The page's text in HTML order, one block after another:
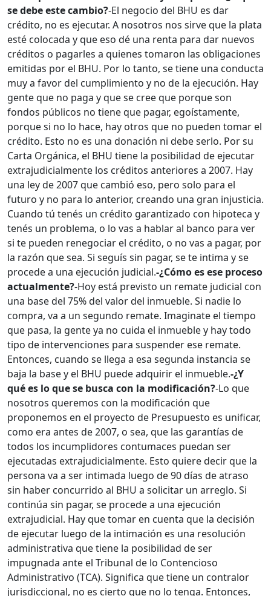
se debe este cambio?-El negocio del BHU es dar
crédito, no es ejecutar. A nosotros nos sirve que la plata
esté colocada y que eso dé una renta para dar nuevos
créditos o pagarles a quienes tomaron las obligaciones
emitidas por el BHU. Por lo tanto, se tiene una conducta
muy a favor del cumplimiento y no de la ejecución. Hay
gente que no paga y que se cree que porque son
fondos públicos no tiene que pagar, egoístamente,
porque si no lo hace, hay otros que no pueden tomar el
crédito. Esto no es una donación ni debe serlo. Por su
Carta Orgánica, el BHU tiene la posibilidad de ejecutar
extrajudicialmente los créditos anteriores a 2007. Hay
una ley de 2007 que cambió eso, pero solo para el
futuro y no para lo anterior, creando una gran injusticia.
Cuando tú tenés un crédito garantizado con hipoteca y
tenés un problema, o lo vas a hablar al banco para ver
si te pueden renegociar el crédito, o no vas a pagar, por
la razón que sea. Si seguís sin pagar, se te intima y se
procede a una ejecución judicial.-¿Cómo es ese proceso
actualmente?-Hoy está previsto un remate judicial con
una base del 75% del valor del inmueble. Si nadie lo
compra, va a un segundo remate. Imaginate el tiempo
que pasa, la gente ya no cuida el inmueble y hay todo
tipo de intervenciones para suspender ese remate.
Entonces, cuando se llega a esa segunda instancia se
baja la base y el BHU puede adquirir el inmueble.-¿Y
qué es lo que se busca con la modificación?-Lo que
nosotros queremos con la modificación que
proponemos en el proyecto de Presupuesto es unificar,
como era antes de 2007, o sea, que las garantías de
todos los incumplidores contumaces puedan ser
ejecutadas extrajudicialmente. Esto quiere decir que la
persona va a ser intimada luego de 90 días de atraso
sin haber concurrido al BHU a solicitar un arreglo. Si
continúa sin pagar, se procede a una ejecución
extrajudicial. Hay que tomar en cuenta que la decisión
de ejecutar luego de la intimación es una resolución
administrativa que tiene la posibilidad de ser
impugnada ante el Tribunal de lo Contencioso
Administrativo (TCA). Significa que tiene un contralor
jurisdiccional, no es cierto que no lo tenga. Entonces,